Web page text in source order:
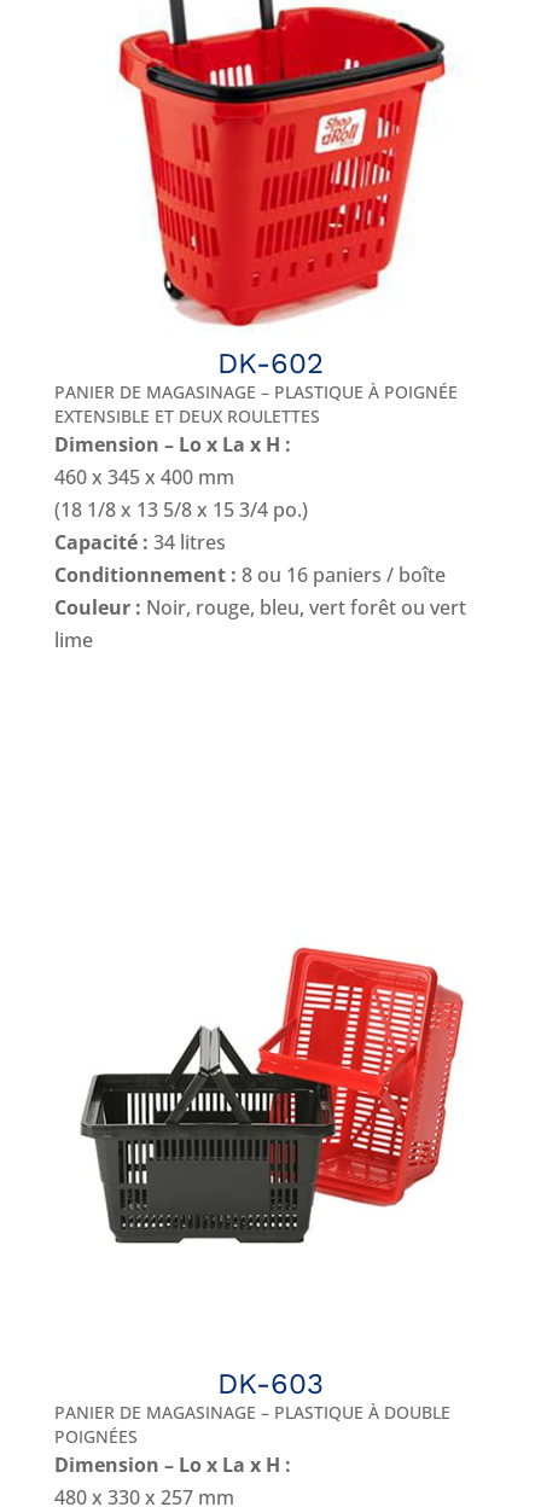
DK-602
PANIER DE MAGASINAGE – PLASTIQUE À POIGNÉE
EXTENSIBLE ET DEUX ROULETTES
Dimension – Lo x La x H :
460 x 345 x 400 mm
(18 1/8 x 13 5/8 x 15 3/4 po.)
Capacité : 34 litres
Conditionnement : 8 ou 16 paniers / boîte
Couleur : Noir, rouge, bleu, vert forêt ou vert
lime
DK-603
PANIER DE MAGASINAGE – PLASTIQUE À DOUBLE
POIGNÉES
Dimension – Lo x La x H :
480 x 330 x 257 mm